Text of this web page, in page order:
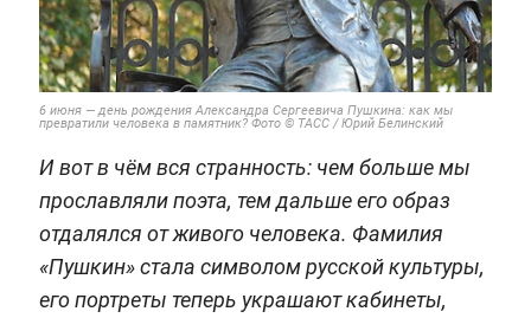
6 июня — день рождения Александра Сергеевича Пушкина: как мы
превратили человека в памятник? Фото © ТАСС / Юрий Белинский
И вот в чём вся странность: чем больше мы
прославляли поэта, тем дальше его образ
отдалялся от живого человека. Фамилия
«Пушкин» стала символом русской культуры,
его портреты теперь украшают кабинеты,